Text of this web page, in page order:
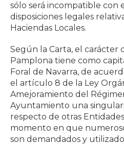
sólo será incompatible con
disposiciones legales
Haciendas Locales.
Según la Carta, el carácter
Pamplona tiene como
Foral de Navarra, de
el artículo 8 de la Ley
Amejoramiento del
Ayuntamiento una
respecto de otras
momento en que
son demandados y